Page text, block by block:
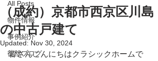
All Posts
物件情報
事例紹介
徒然ブログ
（成約）京都市西京区川島
の中古戸建て
Updated: Nov 30, 2024
皆さんこんにちはクラシックホームで